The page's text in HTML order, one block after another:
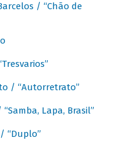
/ “Chão de
/ “Autorretrato”
Lapa, Brasil”
“Duplo”